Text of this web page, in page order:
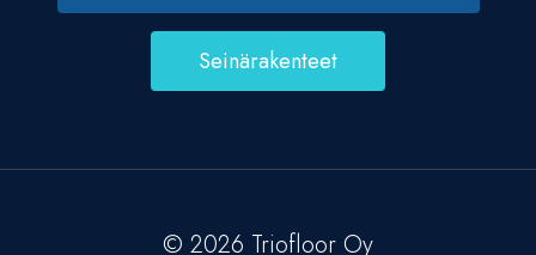
Seinärakenteet
© 2026 Triofloor Oy